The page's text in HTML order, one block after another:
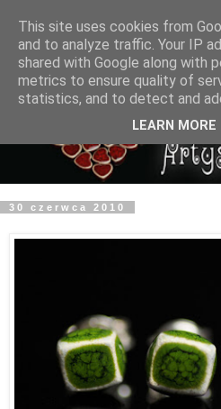
30 czerwca 2010
This site uses cookies from
and to analyze traffic. Your IP
shared with Google along with
metrics to ensure quality of
statistics, and to detect and
LEARN MORE